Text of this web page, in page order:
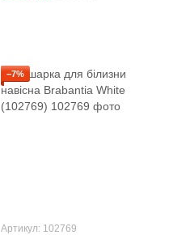
−7%
Артикул: 102769